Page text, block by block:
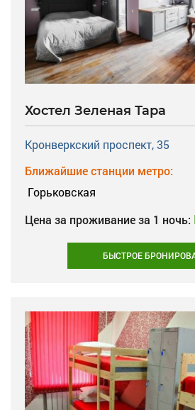
Хостел Зеленая Тара
Кронверкский проспект, 35
Ближайшие станции метро:
Горьковская
Цена за проживание за 1 ночь:
БЫСТРОЕ